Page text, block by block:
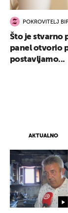
AKTUALNO
POKROVITELJ
Što je stvarno
panel otvorio
postavljamo...